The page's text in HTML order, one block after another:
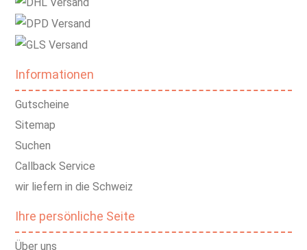
Informationen
Gutscheine
Sitemap
Suchen
Callback Service
wir liefern in die Schweiz
Ihre persönliche Seite
Über uns